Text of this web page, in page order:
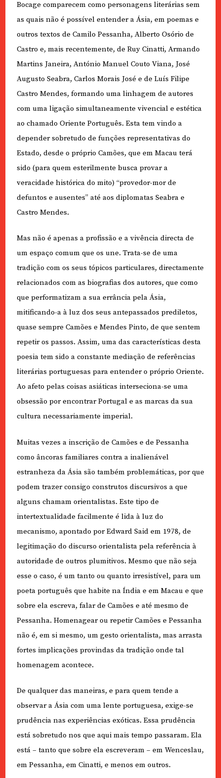
Bocage comparecem como personagens literárias sem
as quais não é possível entender a Ásia, em poemas e
outros textos de Camilo Pessanha, Alberto Osório de
Castro e, mais recentemente, de Ruy Cinatti, Armando
Martins Janeira, António Manuel Couto Viana, José
Augusto Seabra, Carlos Morais José e de Luís Filipe
Castro Mendes, formando uma linhagem de autores
com uma ligação simultaneamente vivencial e estética
ao chamado Oriente Português. Esta tem vindo a
depender sobretudo de funções representativas do
Estado, desde o próprio Camões, que em Macau terá
sido (para quem esterilmente busca provar a
veracidade histórica do mito) “provedor-mor de
defuntos e ausentes” até aos diplomatas Seabra e
Castro Mendes.
Mas não é apenas a profissão e a vivência directa de
um espaço comum que os une. Trata-se de uma
tradição com os seus tópicos particulares, directamente
relacionados com as biografias dos autores, que como
que performatizam a sua errância pela Ásia,
mitificando-a à luz dos seus antepassados prediletos,
quase sempre Camões e Mendes Pinto, de que sentem
repetir os passos. Assim, uma das características desta
poesia tem sido a constante mediação de referências
literárias portuguesas para entender o próprio Oriente.
Ao afeto pelas coisas asiáticas interseciona-se uma
obsessão por encontrar Portugal e as marcas da sua
cultura necessariamente imperial.
Muitas vezes a inscrição de Camões e de Pessanha
como âncoras familiares contra a inalienável
estranheza da Ásia são também problemáticas, por que
podem trazer consigo construtos discursivos a que
alguns chamam orientalistas. Este tipo de
intertextualidade facilmente é lida à luz do
mecanismo, apontado por Edward Said em 1978, de
legitimação do discurso orientalista pela referência à
autoridade de outros plumitivos. Mesmo que não seja
esse o caso, é um tanto ou quanto irresistível, para um
poeta português que habite na Índia e em Macau e que
sobre ela escreva, falar de Camões e até mesmo de
Pessanha. Homenagear ou repetir Camões e Pessanha
não é, em si mesmo, um gesto orientalista, mas arrasta
fortes implicações provindas da tradição onde tal
homenagem acontece.
De qualquer das maneiras, e para quem tende a
observar a Ásia com uma lente portuguesa, exige-se
prudência nas experiências exóticas. Essa prudência
está sobretudo nos que aqui mais tempo passaram. Ela
está – tanto que sobre ela escreveram – em Wenceslau,
em Pessanha, em Cinatti, e menos em outros.